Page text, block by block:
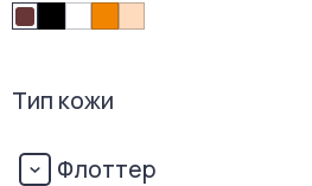
Тип кожи
Флоттер